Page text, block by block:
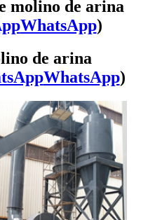
molino de arina
WhatsApp)
de arina
WhatsApp)